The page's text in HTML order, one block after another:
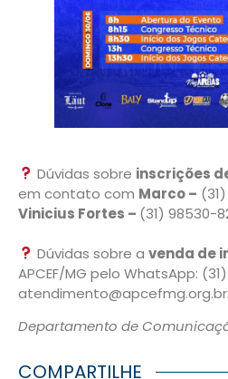
Dúvidas sobre inscrições
em contato com Marco –
Vinicius Fortes – (31) 98530-
Dúvidas sobre avenda de
APCEF/MG pelo WhatsApp:
atendimento@apcefmg.org.br.
Departamento de
COMPARTILHE